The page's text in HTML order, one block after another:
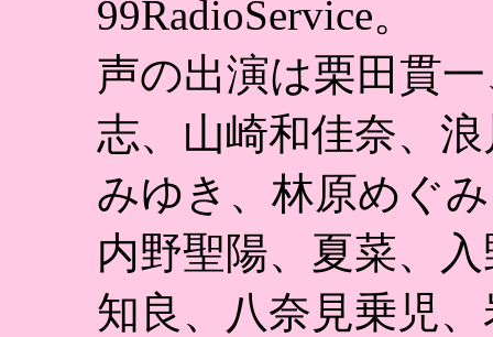
99RadioService。
声の出演は栗田貫
志、山崎和佳奈、
みゆき、林原めぐ
内野聖陽、夏菜、
知良、八奈見乗児